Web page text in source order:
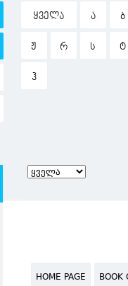
ᲧᲕᲔᲚᲐ Ა Ბ
Ჟ Რ Ს Ტ
Ჰ
HOME PAGE BOOK